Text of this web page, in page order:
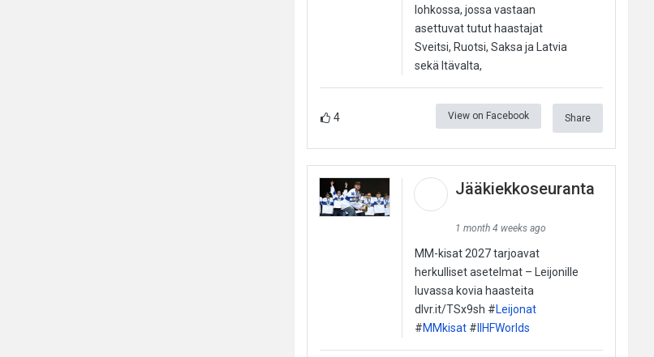
lohkossa, jossa vastaan
asettuvat tutut haastajat
Sveitsi, Ruotsi, Saksa ja Latvia
sekä Itävalta,
4 View on Facebook Share
Jääkiekkoseuranta
1 month 4 weeks ago
MM-kisat 2027 tarjoavat
herkulliset asetelmat – Leijonille
luvassa kovia haasteita
dlvr.it/TSx9sh #Leijonat
#MMkisat#IIHFWorlds